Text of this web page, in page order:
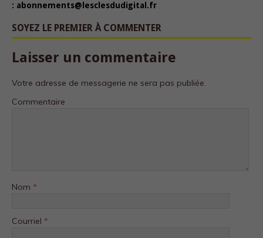
: abonnements@lesclesdudigital.fr
SOYEZ LE PREMIER À COMMENTER
Laisser un commentaire
Votre adresse de messagerie ne sera pas publiée.
Commentaire
Nom *
Courriel *